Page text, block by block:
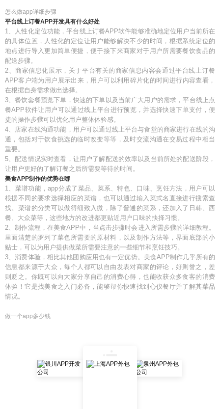
怎么做app详细步骤
平台线上订餐APP开发具有什么好处
1、人性化定位功能，平台线上订餐APP软件能够准确地定位用户当前所在
的具体位置，人性化的定位让用户能够解决不少的时间，根据系统定位的
地点进行导入更加简单便捷，便于接下来商家对于用户所需要餐饮食品的
配送步骤。
2、商家信息化展示，关于平台有关的商家信息内容会通过平台线上订餐
APP客户端为用户展示出来，用户可以利用碎片化的时间进行内容查看，
在根据自身需求做出选择。
3、餐饮套餐预览下单，快速的下单以及当前广大用户的需求，平台线上点
餐APP软件让用户可以通过线上平台进行预览，并选择快速下单支付，便
捷的操作步骤可以优化用户整体体验感。
4、店家在线沟通功能，用户可以通过线上平台与食堂的商家进行在线的沟
通，包括对于饮食挑选的临时改变等等，及时交流沟通在交易过程中相当
重要。
5、配送情况实时查看，让用户了解配送的效率以及当前所处的配送阶段，
让用户更好的了解订餐之后所需要等待的时间。
美食APP制作的优势在哪
1、菜谱功能，app分成了菜品、菜系、特色、口味、烹饪方法，用户可以
根据不同的要求选择相应的菜谱，也可以通过输入菜式名直接进行搜索查
找。菜谱的分类可以做得细致入微，除了普通的菜系，还加入了日韩、西
餐、大众菜等，这些地方的改进都更贴近用户口味的抉择习惯。
2、制作流程，在美食APP中，当点击步骤时会进入所需步骤的详细教程。
里面清楚的罗列了菜色所需要的原材料，以及制作方法等，界面底部的小
贴士，可以为用户提供做菜所需要注意的一些细节和烹饪技巧。
3、消费体验，相比其他团购应用也有一定优势。美食APP制作几乎所有的
信息都来源于大众，每个人都可以自由发表对商家的评论，好则誉之，差
则贬之。你既可以向大家分享自己的消费心得，也能收获众多食客的消费
体验！它是找美食之入门必备，能够帮你快速找到心仪餐厅并了解其菜品
情况。
做一个app多少钱